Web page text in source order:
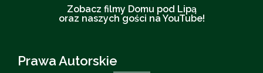
Zobacz filmy Domu pod Lipą
oraz naszych gości na YouTube!
Prawa Autorskie